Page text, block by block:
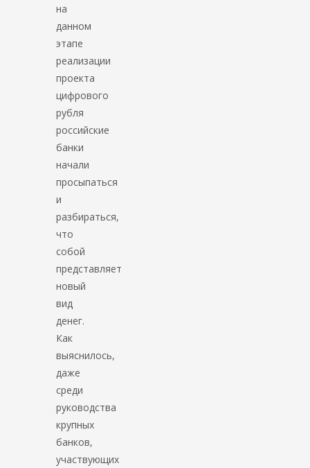
на
данном
этапе
реализации
проекта
цифрового
рубля
российские
банки
начали
просыпаться
и
разбираться,
что
собой
представляет
новый
вид
денег.
Как
выяснилось,
даже
среди
руководства
крупных
банков,
участвующих